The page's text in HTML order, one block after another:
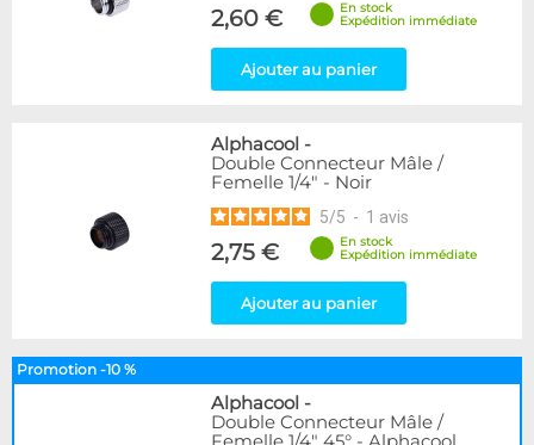
2,60 €
En stock
Expédition immédiate
Ajouter au panier
Alphacool -
Double Connecteur Mâle /
Femelle 1/4" - Noir
5/5 - 1 avis
2,75 €
En stock
Expédition immédiate
Ajouter au panier
Promotion -10 %
Alphacool -
Double Connecteur Mâle /